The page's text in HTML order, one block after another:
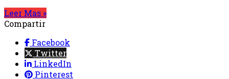
Leer Mas »
Compartir
Facebook
Twitter
LinkedIn
Pinterest